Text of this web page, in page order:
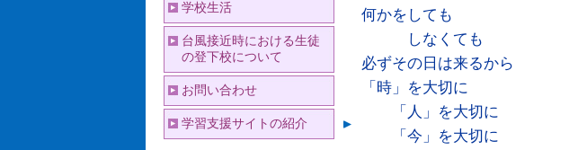
何かをしても
しなくても
必ずその日は来るから
「時」を大切に
「人」を大切に
「今」を大切に
学校生活
台風接近時における生徒
の登下校について
お問い合わせ
学習支援サイトの紹介